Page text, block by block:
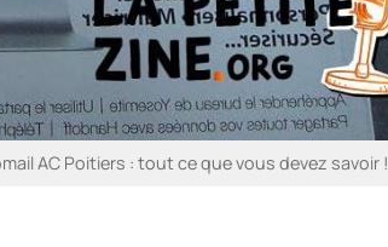
AC Poitiers : tout ce que vous devez savoir !